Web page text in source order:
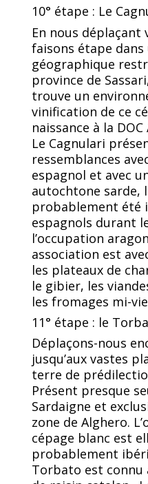
10° étape : Le
En nous déplaçant
faisons étape dans
géographique
province de
trouve un
vinification de ce
naissance à la
Le Cagnulari
ressemblances
espagnol et avec
autochtone sarde,
probablement été
espagnols durant
l’occupation
association est
les plateaux de
le gibier, les
les fromages mi-
11° étape : le
Déplaçons-nous
jusqu’aux vastes
terre de
Présent presque
Sardaigne et
zone de Alghero.
cépage blanc est
probablement
Torbato est connu